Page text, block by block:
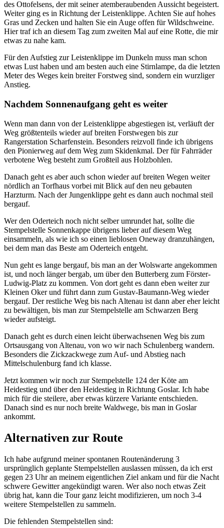
des Ottofelsens, der mit seiner atemberaubenden Aussicht begeistert.
Weiter ging es in Richtung der Leistenklippe. Achten Sie auf hohes
Gras und Zecken und halten Sie ein Auge offen für Wildschweine.
Hier traf ich an diesem Tag zum zweiten Mal auf eine Rotte, die mir
etwas zu nahe kam.
Für den Aufstieg zur Leistenklippe im Dunkeln muss man schon
etwas Lust haben und am besten auch eine Stirnlampe, da die letzten
Meter des Weges kein breiter Forstweg sind, sondern ein wurzliger
Anstieg.
Nachdem Sonnenaufgang geht es weiter
Wenn man dann von der Leistenklippe abgestiegen ist, verläuft der
Weg größtenteils wieder auf breiten Forstwegen bis zur
Rangerstation Scharfenstein. Besonders reizvoll finde ich übrigens
den Pionierweg auf dem Weg zum Skidenkmal. Der für Fahrräder
verbotene Weg besteht zum Großteil aus Holzbohlen.
Danach geht es aber auch schon wieder auf breiten Wegen weiter
nördlich an Torfhaus vorbei mit Blick auf den neu gebauten
Harzturm. Nach der Jungenklippe geht es dann auch nochmal steil
bergauf.
Wer den Oderteich noch nicht selber umrundet hat, sollte die
Stempelstelle Sonnenkappe übrigens lieber auf diesem Weg
einsammeln, als wie ich so einen lieblosen Oneway dranzuhängen,
bei dem man das Beste am Oderteich entgeht.
Nun geht es lange bergauf, bis man an der Wolswarte angekommen
ist, und noch länger bergab, um über den Butterberg zum Förster-
Ludwig-Platz zu kommen. Von dort geht es dann eben weiter zur
Kleinen Oker und führt dann zum Gustav-Baumann-Weg wieder
bergauf. Der restliche Weg bis nach Altenau ist dann aber eher leicht
zu bewältigen, bis man zur Stempelstelle am Schwarzen Berg
wieder aufsteigt.
Danach geht es durch einen leicht überwachsenen Weg bis zum
Ortsausgang von Altenau, von wo wir nach Schulenberg wandern.
Besonders die Zickzackwege zum Auf- und Abstieg nach
Mittelschulenburg fand ich klasse.
Jetzt kommen wir noch zur Stempelstelle 124 der Köte am
Heidestieg und über den Heidestieg in Richtung Goslar. Ich habe
mich für die steilere, aber etwas kürzere Variante entschieden.
Danach sind es nur noch breite Waldwege, bis man in Goslar
ankommt.
Alternativen zur Route
Ich habe aufgrund meiner spontanen Routenänderung 3
ursprünglich geplante Stempelstellen auslassen müssen, da ich erst
gegen 23 Uhr an meinem eigentlichen Ziel ankam und für die Nacht
schwere Gewitter angekündigt waren. Wer also noch etwas Zeit
übrig hat, kann die Tour ganz leicht modifizieren, um noch 3-4
weitere Stempelstellen zu sammeln.
Die fehlenden Stempelstellen sind: